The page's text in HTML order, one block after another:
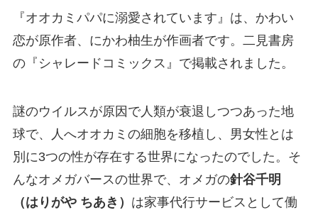
『オオカミパパに溺愛されています』は、かわい
恋が原作者、にかわ柚生が作画者です。二見書房
の『シャレードコミックス』で掲載されました。
謎のウイルスが原因で人類が衰退しつつあった地
球で、人へオオカミの細胞を移植し、男女性とは
別に3つの性が存在する世界になったのでした。そ
んなオメガバースの世界で、オメガの針谷千明
（はりがや ちあき） は家事代行サービスとして働